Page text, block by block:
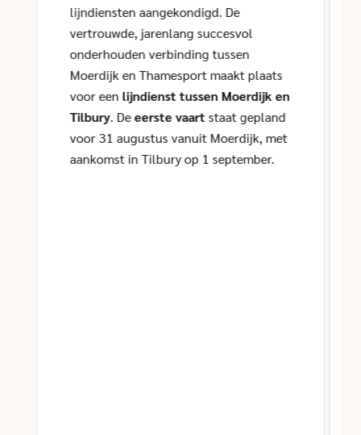
lijndiensten aangekondigd. De
vertrouwde, jarenlang succesvol
onderhouden verbinding tussen
Moerdijk en Thamesport maakt plaats
voor een lijndienst tussen Moerdijk en
Tilbury. Deeerste vaart staat gepland
voor 31 augustus vanuit Moerdijk, met
aankomst in Tilbury op 1 september.